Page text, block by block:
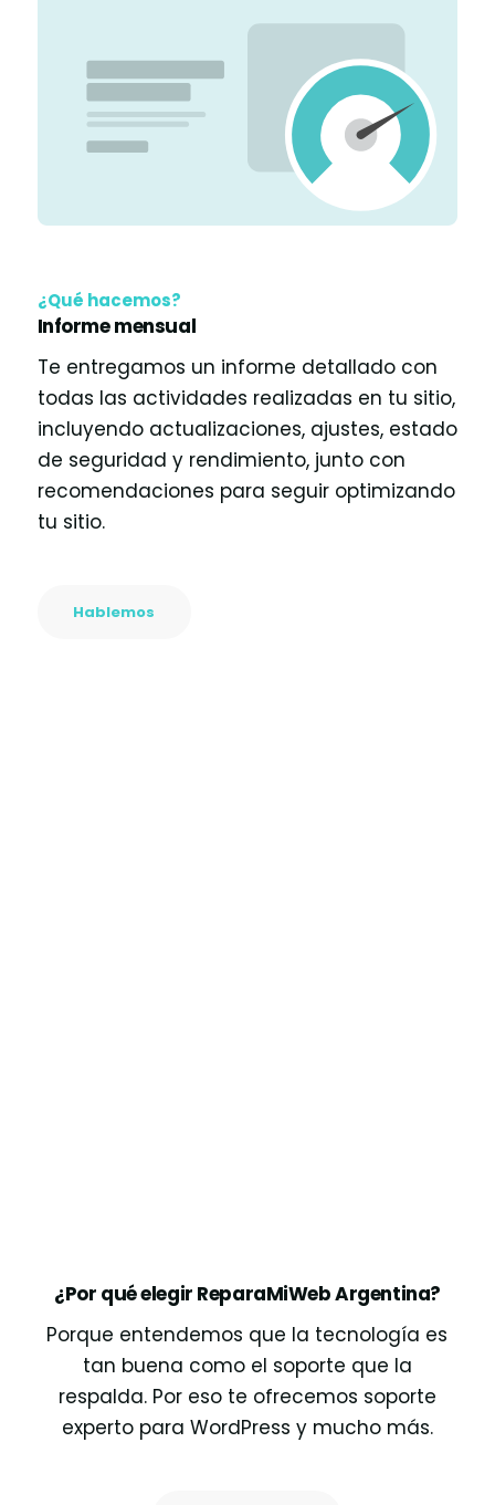
¿Qué hacemos?
Informe mensual
Te entregamos un informe detallado con
todas las actividades realizadas en tu sitio,
incluyendo actualizaciones, ajustes, estado
de seguridad y rendimiento, junto con
recomendaciones para seguir optimizando
tu sitio.
Hablemos
¿Por qué elegir ReparaMiWeb Argentina?
Porque entendemos que la tecnología es
tan buena como el soporte que la
respalda. Por eso te ofrecemos soporte
experto para WordPress y mucho más.